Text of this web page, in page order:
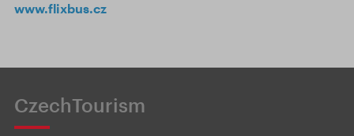
www.flixbus.cz
CzechTourism